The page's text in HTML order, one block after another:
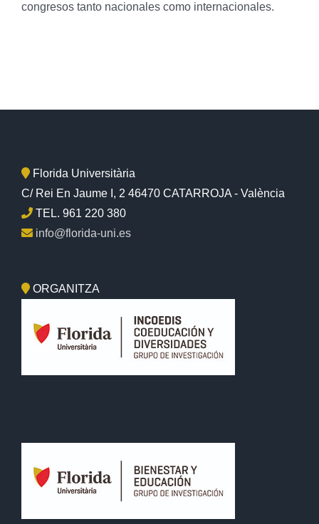
congresos tanto nacionales como internacionales.
Florida Universitària
C/ Rei En Jaume I, 2 46470 CATARROJA - València
TEL. 961 220 380
info@florida-uni.es
ORGANITZA